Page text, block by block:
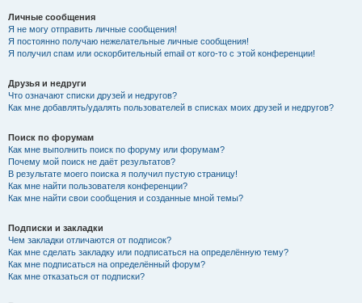
Личные сообщения
Я не могу отправить личные сообщения!
Я постоянно получаю нежелательные личные сообщения!
Я получил спам или оскорбительный email от кого-то с этой конференции!
Друзья и недруги
Что означают списки друзей и недругов?
Как мне добавлять/удалять пользователей в списках моих друзей и недругов?
Поиск по форумам
Как мне выполнить поиск по форуму или форумам?
Почему мой поиск не даёт результатов?
В результате моего поиска я получил пустую страницу!
Как мне найти пользователя конференции?
Как мне найти свои сообщения и созданные мной темы?
Подписки и закладки
Чем закладки отличаются от подписок?
Как мне сделать закладку или подписаться на определённую тему?
Как мне подписаться на определённый форум?
Как мне отказаться от подписки?